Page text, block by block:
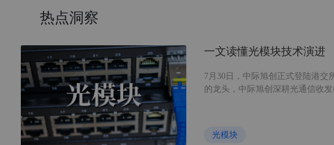
热点洞察
一文读懂光模块技术演进
7月30日，中际旭创正式登陆港交
的龙头，中际旭创深耕光通信收
光模块